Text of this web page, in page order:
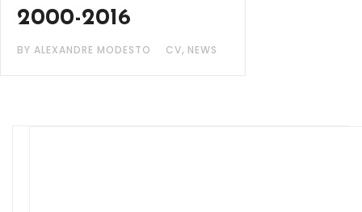
2000-2016
BY ALEXANDRE MODESTO CV, NEWS